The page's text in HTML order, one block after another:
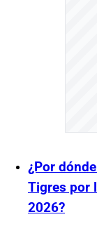
¿Por
Tigres por
2026?